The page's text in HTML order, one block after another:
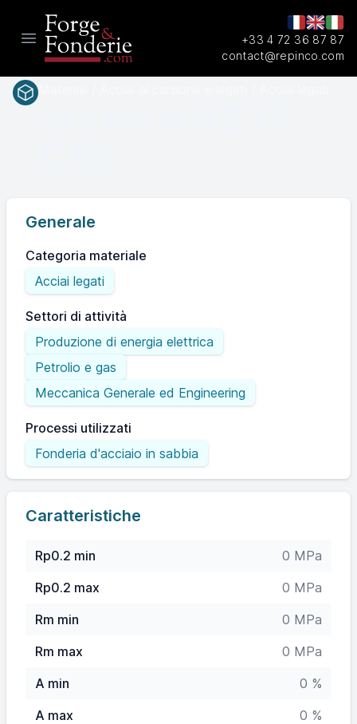
Open main menu
+33 4 72 36 87 87
contact@repinco.com
Generale
Categoria materiale
Acciai legati
Settori di attività
Produzione di energia elettrica
Petrolio e gas
Meccanica Generale ed Engineering
Processi utilizzati
Fonderia d'acciaio in sabbia
Caratteristiche
Rp0.2 min
0 MPa
Rp0.2 max
0 MPa
Rm min
0 MPa
Rm max
0 MPa
A min
0 %
A max
0 %